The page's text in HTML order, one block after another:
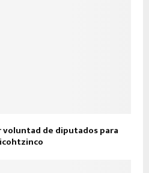
voluntad de diputados para